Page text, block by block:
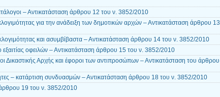
– Αντικατάσταση άρθρου 12 του ν. 3852/2010
για την ανάδειξη των δημοτικών αρχών – Αντικατάσταση άρθρου 13
και ασυμβίβαστα – Αντικατάσταση άρθρου 14 του ν. 3852/2010
οφειλών – Αντικατάσταση άρθρου 15 του ν. 3852/2010
Δικαστικής Αρχής και έφοροι των αντιπροσώπων – Αντικατάσταση του άρθρου
– κατάρτιση συνδυασμών – Αντικατάσταση άρθρου 18 του ν. 3852/2010
19 του ν. 3852/2010